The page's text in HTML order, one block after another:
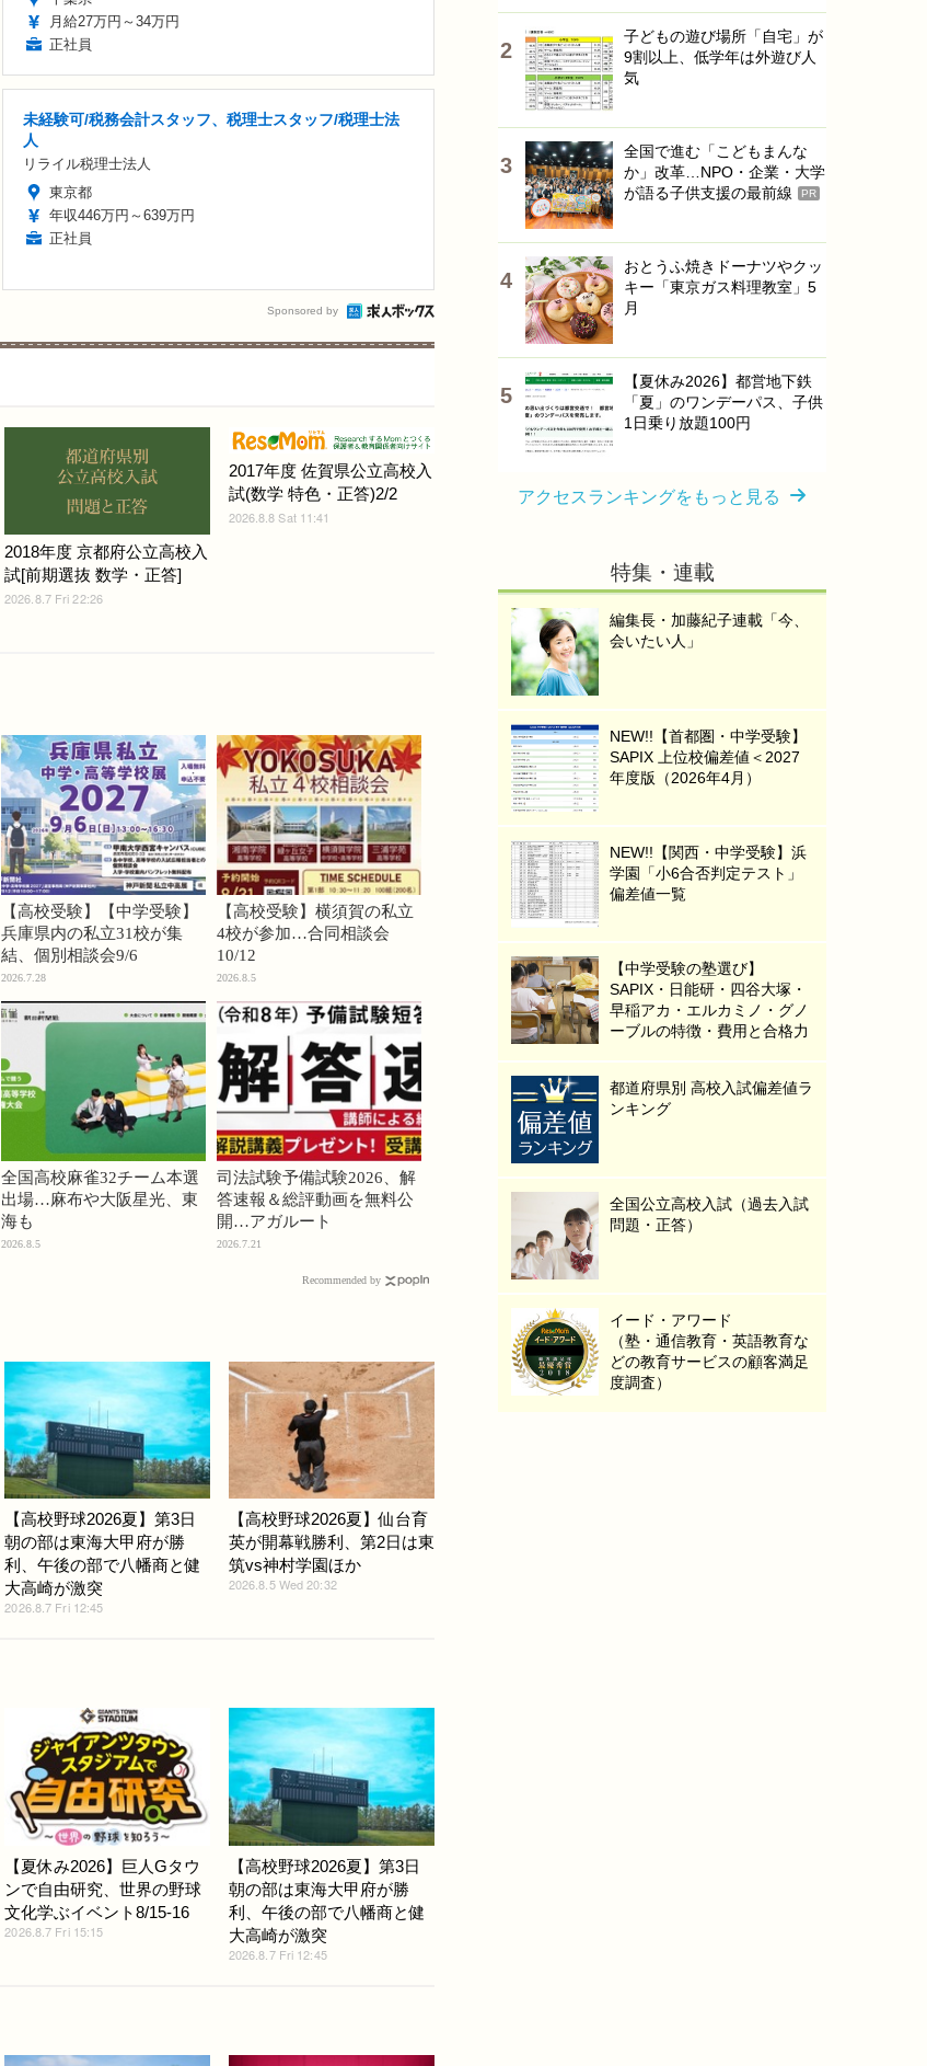
月給27万円～34万円
正社員
未経験可/税務会計スタッフ、税理士スタッフ/税理士法
人
リライル税理士法人
東京都
年収446万円～639万円
正社員
Sponsored by
2018年度 京都府公立高校入
試[前期選抜 数学・正答]
2026.8.7 Fri 22:26
2017年度 佐賀県公立高校入
試(数学 特色・正答)2/2
2026.8.8 Sat 11:41
【高校受験】【中学受験】
兵庫県内の私立31校が集
結、個別相談会9/6
2026.7.28
【高校受験】横須賀の私立
4校が参加…合同相談会
10/12
2026.8.5
全国高校麻雀32チーム本選
出場…麻布や大阪星光、東
海も
2026.8.5
司法試験予備試験2026、解
答速報＆総評動画を無料公
開…アガルート
2026.7.21
Recommended by
【高校野球2026夏】第3日
朝の部は東海大甲府が勝
利、午後の部で八幡商と健
大高崎が激突
2026.8.7 Fri 12:45
【高校野球2026夏】仙台育
英が開幕戦勝利、第2日は東
筑vs神村学園ほか
2026.8.5 Wed 20:32
【夏休み2026】巨人Gタウ
ンで自由研究、世界の野球
文化学ぶイベント8/15-16
2026.8.7 Fri 15:15
【高校野球2026夏】第3日
朝の部は東海大甲府が勝
利、午後の部で八幡商と健
大高崎が激突
2026.8.7 Fri 12:45
子どもの遊び場所「自宅」が
9割以上、低学年は外遊び人
気
全国で進む「こどもまんな
か」改革…NPO・企業・大学
が語る子供支援の最前線
PR
おとうふ焼きドーナツやクッ
キー「東京ガス料理教室」5
月
【夏休み2026】都営地下鉄
「夏」のワンデーパス、子供
1日乗り放題100円
アクセスランキングをもっと見る
特集・連載
編集長・加藤紀子連載「今、
会いたい人」
NEW!!【首都圏・中学受験】
SAPIX 上位校偏差値＜2027
年度版（2026年4月）
NEW!!【関西・中学受験】浜
学園「小6合否判定テスト」
偏差値一覧
【中学受験の塾選び】
SAPIX・日能研・四谷大塚・
早稲アカ・エルカミノ・グノ
ーブルの特徴・費用と合格力
都道府県別 高校入試偏差値ラ
ンキング
全国公立高校入試（過去入試
問題・正答）
イード・アワード
（塾・通信教育・英語教育な
どの教育サービスの顧客満足
度調査）